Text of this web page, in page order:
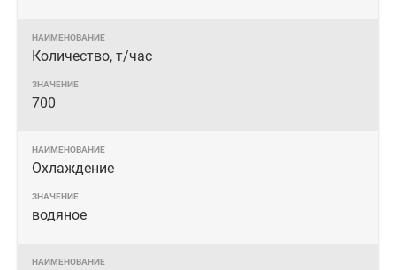
Количество, т/час
700
Охлаждение
водяное